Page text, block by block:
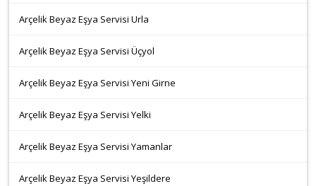
Arçelik Beyaz Eşya Servisi Urla
Arçelik Beyaz Eşya Servisi Üçyol
Arçelik Beyaz Eşya Servisi Yeni Girne
Arçelik Beyaz Eşya Servisi Yelki
Arçelik Beyaz Eşya Servisi Yamanlar
Arçelik Beyaz Eşya Servisi Yeşildere